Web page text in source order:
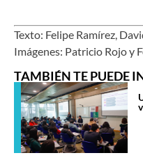
Texto: Felipe Ramírez,
Imágenes: Patricio Rojo y
TAMBIÉN TE PUEDE